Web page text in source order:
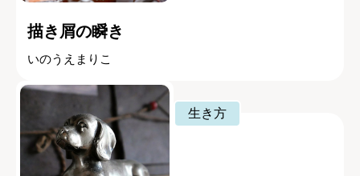
描き屑の瞬き
いのうえまりこ
生き方